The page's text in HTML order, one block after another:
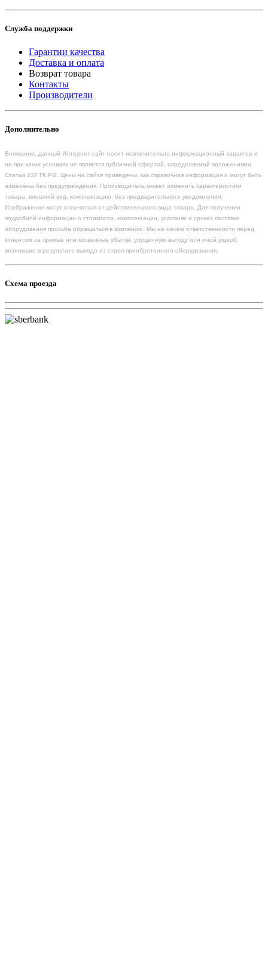
Служба поддержки
Гарантии качества
Доставка и оплата
Возврат товара
Контакты
Производители
Дополнительно
Внимание, данный Интернет-сайт носит исключительно информационный характер и
ни при каких условиях не является публичной офертой, определяемой положениями
Статьи 437 ГК РФ. Цены на сайте приведены, как справочная информация и могут быть
изменены без предупреждения. Производитель может изменить характеристики
товара, внешний вид, комплектацию, без предварительного уведомления.
Изображения могут отличаться от действительного вида товара. Для получения
подробной информации о стоимости, комплектации, условиях и сроках поставки
оборудования просьба обращаться в компанию. Мы не несем ответственности перед
клиентом за прямые или косвенные убытки, упущенную выгоду или иной ущерб,
возникшие в результате выхода из строя приобретенного оборудования.
Схема проезда